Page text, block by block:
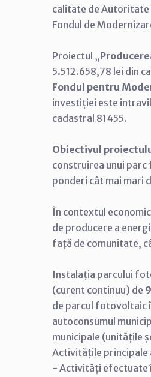
calitate de Autoritate
Fondul de
Proiectul „
5.512.658,78 lei din
Fondul pentru
investiției este
cadastral 81455.
Obiectivul
construirea unui
ponderi cât mai mari
În contextul
de producere a
față de comunitate,
Instalația parcului
(curent continuu) de
de parcul fotovoltaic
autoconsumul
municipale (unitățile
Activitățile principale
- Activități efectuate